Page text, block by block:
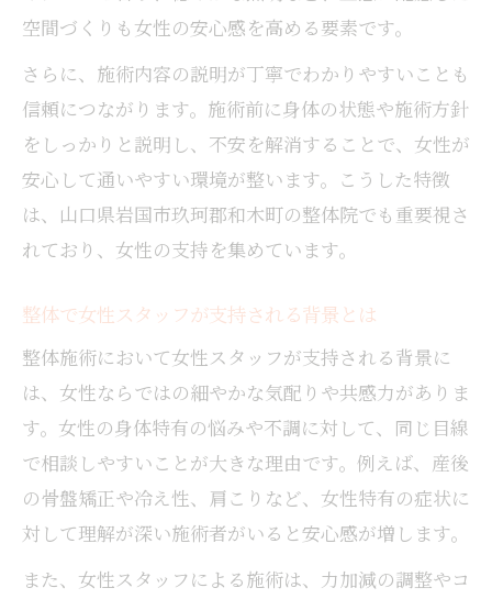
空間づくりも女性の安心感を高める要素です。
さらに、施術内容の説明が丁寧でわかりやすいことも
信頼につながります。施術前に身体の状態や施術方針
をしっかりと説明し、不安を解消することで、女性が
安心して通いやすい環境が整います。こうした特徴
は、山口県岩国市玖珂郡和木町の整体院でも重要視さ
れており、女性の支持を集めています。
整体で女性スタッフが支持される背景とは
整体施術において女性スタッフが支持される背景に
は、女性ならではの細やかな気配りや共感力がありま
す。女性の身体特有の悩みや不調に対して、同じ目線
で相談しやすいことが大きな理由です。例えば、産後
の骨盤矯正や冷え性、肩こりなど、女性特有の症状に
対して理解が深い施術者がいると安心感が増します。
また、女性スタッフによる施術は、力加減の調整やコ